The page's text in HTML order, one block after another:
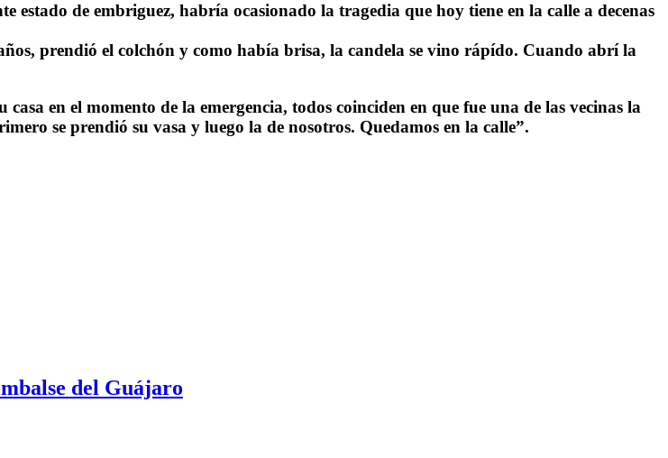
estado de embriguez, habría ocasionado la tragedia que hoy tiene en la calle a decenas
prendió el colchón y como había brisa, la candela se vino rápído. Cuando abrí la
en el momento de la emergencia, todos coinciden en que fue una de las vecinas la
se prendió su vasa y luego la de nosotros. Quedamos en la calle”.
del Guájaro